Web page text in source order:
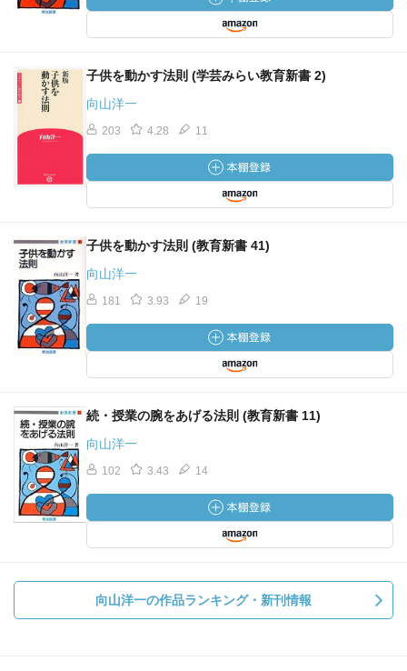
子供を動かす法則 (学芸みらい教育新書 2)
向山洋一
203 4.28 11
子供を動かす法則 (教育新書 41)
向山洋一
181 3.93 19
続・授業の腕をあげる法則 (教育新書 11)
向山洋一
102 3.43 14
向山洋一の作品ランキング・新刊情報